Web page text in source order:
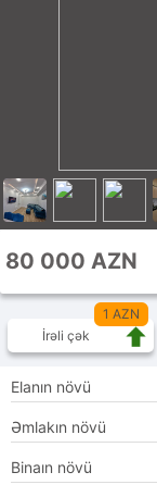
80 000 AZN
1 AZN
İrəli çək
Elanın növü
Əmlakın növü
Binaın növü